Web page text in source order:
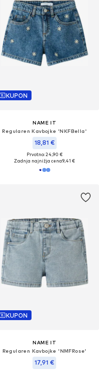
KUPON
NAME IT
Regularen Kavbojke 'NKFBella'
18,81 €
Prvotno: 24,90 €
Zadnja najnižja cena9,41 €
KUPON
NAME IT
Regularen Kavbojke 'NMFRose'
17,91 €